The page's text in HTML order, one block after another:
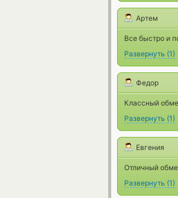
Артем
Все быстро и
Развернуть (1)
Федор
Классный
Развернуть (1)
Евгения
Отличный
Развернуть (1)